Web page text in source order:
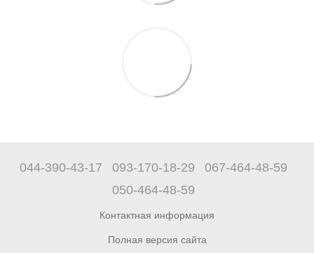
044-390-43-17 093-170-18-29
067-464-48-59
050-464-48-59
Контактная информация
Полная версия сайта